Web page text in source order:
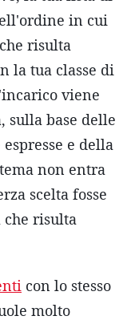
in cui
risulta
la tua classe di
viene
sulla base delle
e della
non entra
scelta fosse
risulta
con lo stesso
molto